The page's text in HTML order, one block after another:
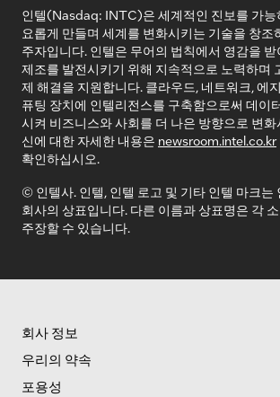
인텔(Nasdaq: INTC)은 세계적인 진보를 가능
요롭게 만들며 세계를 변화시키는 기술을 창조
주자입니다. 인텔은 무어의 법칙에서 영감을
제조를 발전시키기 위해 지속적으로 노력하며
제 해결을 지원합니다. 클라우드, 네트워크, 에
퓨팅 장치에 인텔리전스를 구축함으로써 데이
시켜 비즈니스와 사회를 더 나은 방향으로 변화
신에 대한 자세한 내용은 newsroom.intel.co.kr
확인하십시오.
© 인텔사. 인텔, 인텔 로고 및 기타 인텔 마크는
회사의 상표입니다. 다른 이름과 상표명은 각
주장할 수 있습니다.
회사 정보
우리의 약속
포용성